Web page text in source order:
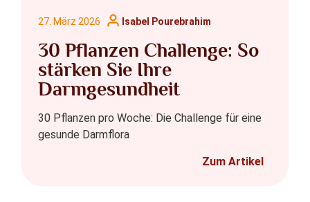
30 Pflanzen Challenge: So
stärken Sie Ihre
Darmgesundheit
27. März 2026 Isabel Pourebrahim
30 Pflanzen pro Woche: Die Challenge für eine
gesunde Darmflora
Zum Artikel